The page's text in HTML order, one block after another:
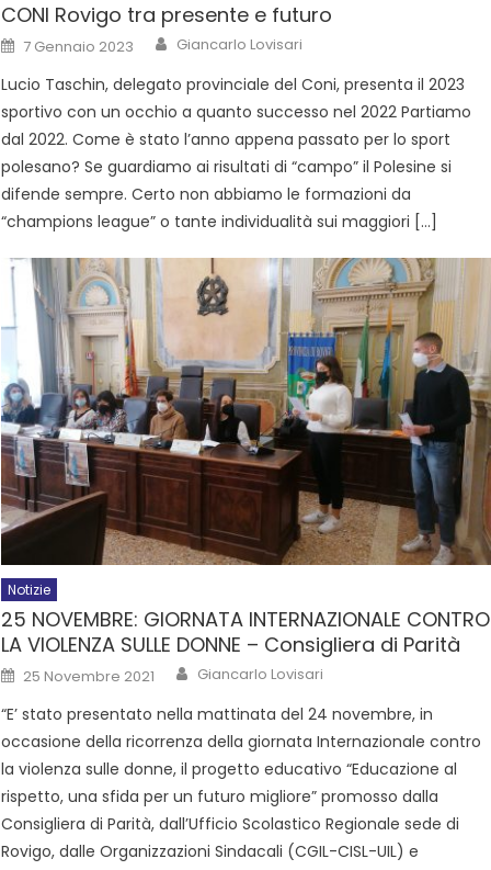
CONI Rovigo tra presente e futuro
7 Gennaio 2023 Giancarlo Lovisari
Lucio Taschin, delegato provinciale del Coni, presenta il 2023
sportivo con un occhio a quanto successo nel 2022 Partiamo
dal 2022. Come è stato l’anno appena passato per lo sport
polesano? Se guardiamo ai risultati di “campo” il Polesine si
difende sempre. Certo non abbiamo le formazioni da
“champions league” o tante individualità sui maggiori […]
Notizie
25 NOVEMBRE: GIORNATA INTERNAZIONALE CONTRO
LA VIOLENZA SULLE DONNE – Consigliera di Parità
25 Novembre 2021 Giancarlo Lovisari
“E’ stato presentato nella mattinata del 24 novembre, in
occasione della ricorrenza della giornata Internazionale contro
la violenza sulle donne, il progetto educativo “Educazione al
rispetto, una sfida per un futuro migliore” promosso dalla
Consigliera di Parità, dall’Ufficio Scolastico Regionale sede di
Rovigo, dalle Organizzazioni Sindacali (CGIL-CISL-UIL) e